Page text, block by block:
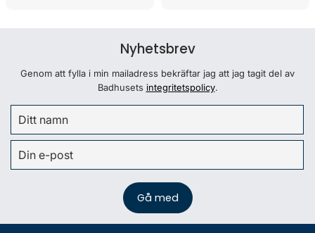
Nyhetsbrev
Genom att fylla i min mailadress bekräftar jag att jag tagit del av
Badhusets integritetspolicy.